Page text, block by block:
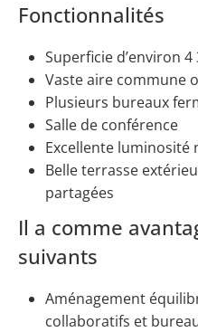
Fonctionnalités
Superficie d’environ 4
Vaste aire commune
Plusieurs bureaux
Salle de conférence
Excellente luminosité
Belle terrasse
partagées
Il a comme
suivants
Aménagement
collaboratifs et